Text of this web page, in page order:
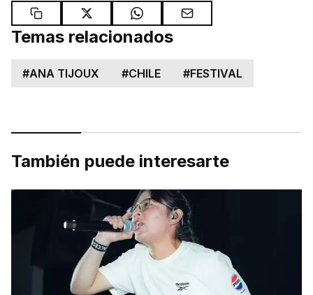
Temas relacionados
#ANA TIJOUX #CHILE #FESTIVAL
También puede interesarte